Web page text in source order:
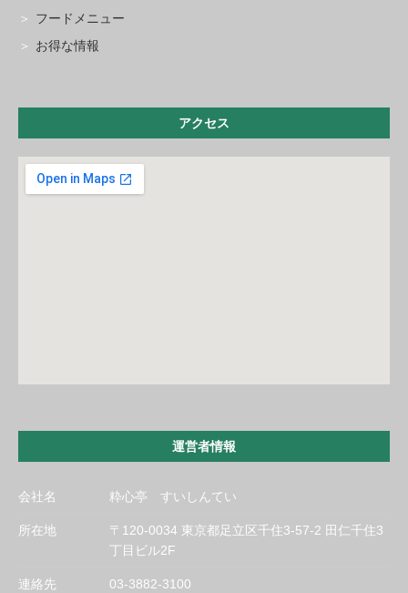
フードメニュー
お得な情報
アクセス
運営者情報
会社名 粋心亭 すいしんてい
所在地
〒120-0034 東京都足立区千住3-57-2 田仁千住3
丁目ビル2F
連絡先 03-3882-3100